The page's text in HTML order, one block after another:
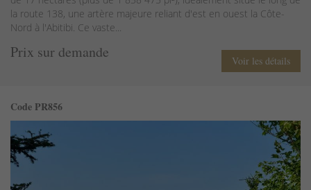
la route 138, une artère majeure reliant d'est en ouest la Côte-
Nord à l'Abitibi. Ce vaste...
Prix sur demande Voir les détails
Code PR856